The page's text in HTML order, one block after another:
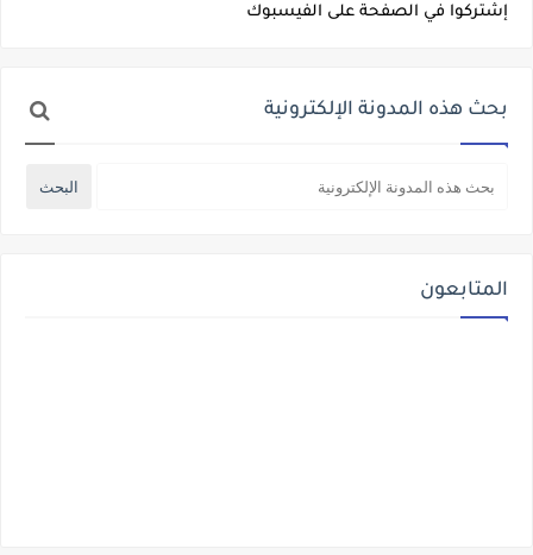
إشتركوا في الصفحة على الفيسبوك
بحث هذه المدونة الإلكترونية
المتابعون